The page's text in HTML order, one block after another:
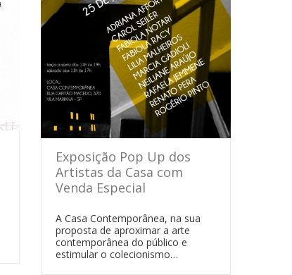
Exposição Pop Up dos
Artistas da Casa com
Venda Especial
A Casa Contemporânea, na sua
proposta de aproximar a arte
contemporânea do público e
estimular o colecionismo…